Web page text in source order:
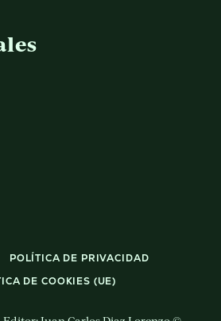
POLÍTICA DE PRIVACIDAD
DE COOKIES (UE)